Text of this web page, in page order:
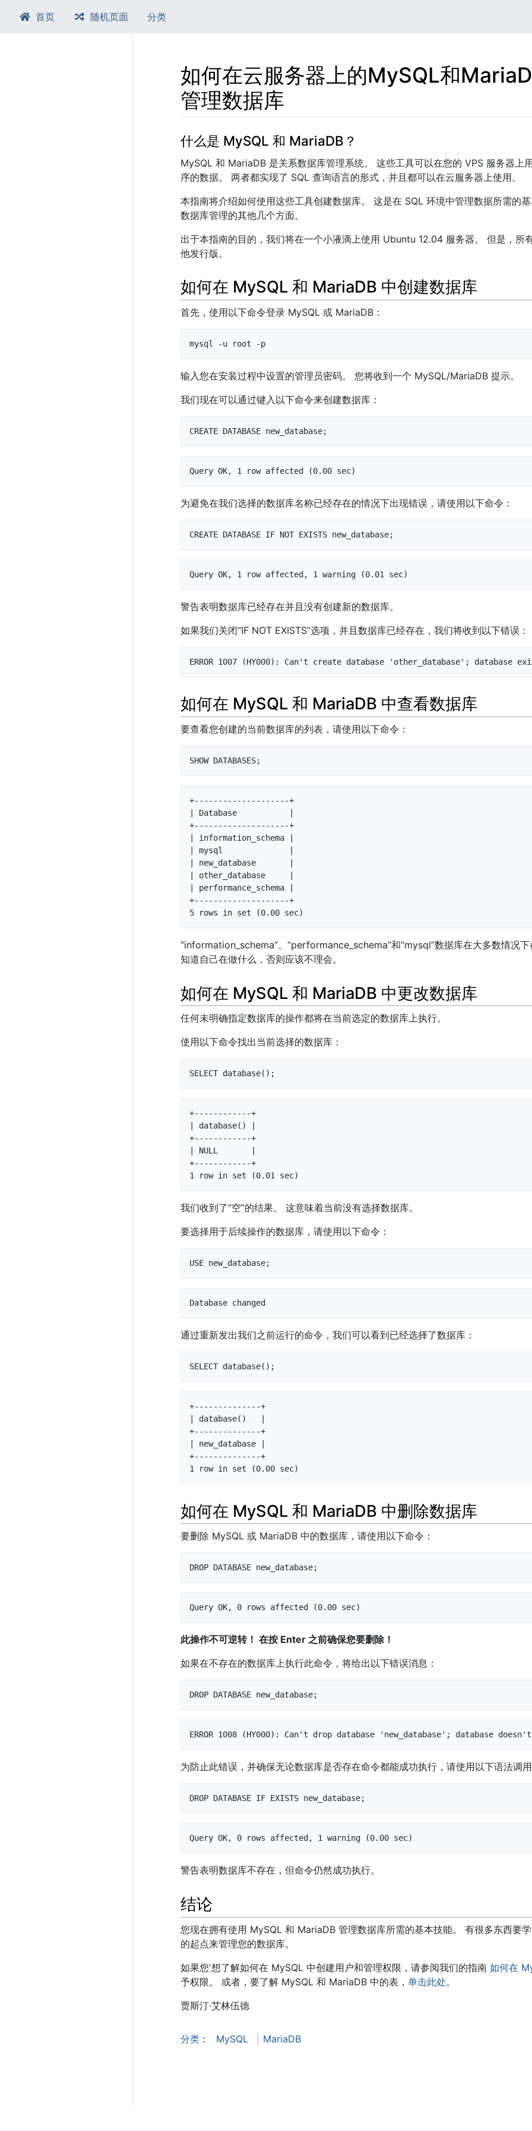
首页 随机页面 分类
如何在云服务器上的MySQL和
管理数据库
跳转至： 导航 、​搜索
什么是 MySQL 和 MariaDB？
MySQL 和 MariaDB 是关系数据库管理系统。 这些工具可以在您的 VPS 服务器上
序的数据。 两者都实现了 SQL 查询语言的形式，并且都可以在云服务器上使用。
本指南将介绍如何使用这些工具创建数据库。 这是在 SQL 环境中管理数据所需的
数据库管理的其他几个方面。
出于本指南的目的，我们将在一个小液滴上使用 Ubuntu 12.04 服务器。 但是，所
他发行版。
如何在 MySQL 和 MariaDB 中创建数据库
首先，使用以下命令登录 MySQL 或 MariaDB：
mysql -u root -p
输入您在安装过程中设置的管理员密码。 您将收到一个 MySQL/MariaDB 提示。
我们现在可以通过键入以下命令来创建数据库：
CREATE DATABASE new_database;
Query OK, 1 row affected (0.00 sec)
为避免在我们选择的数据库名称已经存在的情况下出现错误，请使用以下命令：
CREATE DATABASE IF NOT EXISTS new_database;
Query OK, 1 row affected, 1 warning (0.01 sec)
警告表明数据库已经存在并且没有创建新的数据库。
如果我们关闭“IF NOT EXISTS”选项，并且数据库已经存在，我们将收到以下错误：
ERROR 1007 (HY000): Can't create database 'other_database'; database
如何在 MySQL 和 MariaDB 中查看数据库
要查看您创建的当前数据库的列表，请使用以下命令：
SHOW DATABASES;
+--------------------+
| Database           |
+--------------------+
| information_schema |
| mysql              |
| new_database       |
| other_database     |
| performance_schema |
+--------------------+
5 rows in set (0.00 sec)
“information_schema”、“performance_schema”和“mysql”数据库在大多数情况
知道自己在做什么，否则应该不理会。
如何在 MySQL 和 MariaDB 中更改数据库
任何未明确指定数据库的操作都将在当前选定的数据库上执行。
使用以下命令找出当前选择的数据库：
SELECT database();
+------------+
| database() |
+------------+
| NULL       |
+------------+
1 row in set (0.01 sec)
我们收到了“空”的结果。 这意味着当前没有选择数据库。
要选择用于后续操作的数据库，请使用以下命令：
USE new_database;
Database changed
通过重新发出我们之前运行的命令，我们可以看到已经选择了数据库：
SELECT database();
+--------------+
| database()   |
+--------------+
| new_database |
+--------------+
1 row in set (0.00 sec)
如何在 MySQL 和 MariaDB 中删除数据库
要删除 MySQL 或 MariaDB 中的数据库，请使用以下命令：
DROP DATABASE new_database;
Query OK, 0 rows affected (0.00 sec)
此操作不可逆转！ 在按 Enter 之前确保您要删除！
如果在不存在的数据库上执行此命令，将给出以下错误消息：
DROP DATABASE new_database;
ERROR 1008 (HY000): Can't drop database 'new_database'; database
为防止此错误，并确保无论数据库是否存在命令都能成功执行，请使用以下语法调
DROP DATABASE IF EXISTS new_database;
Query OK, 0 rows affected, 1 warning (0.00 sec)
警告表明数据库不存在，但命令仍然成功执行。
结论
您现在拥有使用 MySQL 和 MariaDB 管理数据库所需的基本技能。 有很多东西要
的起点来管理您的数据库。
如果您'想了解如何在 MySQL 中创建用户和管理权限，请参阅我们的指南 如何在
予权限。 或者，要了解 MySQL 和 MariaDB 中的表， 单击此处。
贾斯汀·艾林伍德
分类 ：​ MySQL MariaDB